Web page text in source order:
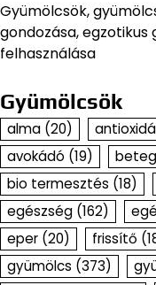
Gyümölcsök,
gondozása,
felhasználása
Gyümölcsök
alma (20)
avokádó (19)
bio termesztés (18)
egészség (162)
eper (20) frissítő
gyümölcs (373)